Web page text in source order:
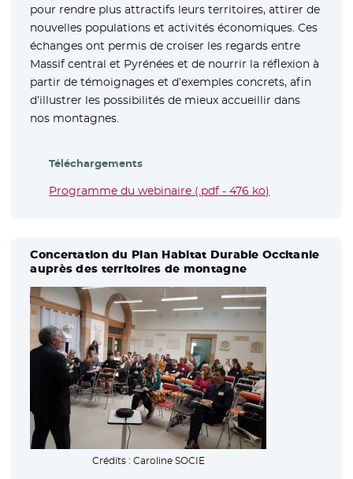
pour rendre plus attractifs leurs territoires, attirer de
nouvelles populations et activités économiques. Ces
échanges ont permis de croiser les regards entre
Massif central et Pyrénées et de nourrir la réflexion à
partir de témoignages et d’exemples concrets, afin
d’illustrer les possibilités de mieux accueillir dans
nos montagnes.
Téléchargements
Programme du webinaire (.pdf - 476 ko)
Concertation du Plan Habitat Durable Occitanie
auprès des territoires de montagne
Crédits : Caroline SOCIE